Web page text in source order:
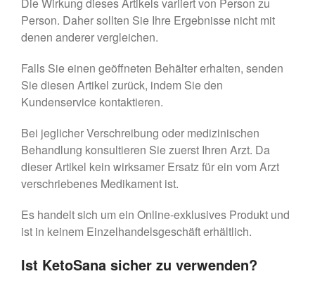
Person. Daher sollten Sie Ihre Ergebnisse nicht mit
denen anderer vergleichen.
Falls Sie einen geöffneten Behälter erhalten, senden
Sie diesen Artikel zurück, indem Sie den
Kundenservice kontaktieren.
Bei jeglicher Verschreibung oder medizinischen
Behandlung konsultieren Sie zuerst Ihren Arzt. Da
dieser Artikel kein wirksamer Ersatz für ein vom Arzt
verschriebenes Medikament ist.
Es handelt sich um ein Online-exklusives Produkt und
ist in keinem Einzelhandelsgeschäft erhältlich.
Ist KetoSana sicher zu verwenden?